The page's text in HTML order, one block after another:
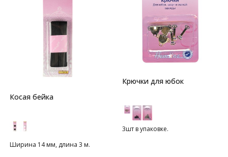
Косая бейка
Ширина 14 мм, длина 3 м.
Крючки для юбок
3шт в упаковке.